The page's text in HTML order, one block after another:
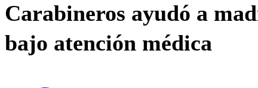
Carabineros ayudó a
bajo atención médica